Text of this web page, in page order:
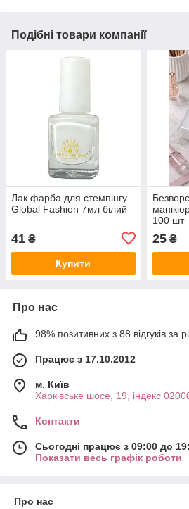
Подібні товари компанії
Лак фарба для стемпінгу
Global Fashion 7мл білий
41 ₴
Купити
100 шт
25₴
Про нас
98% позитивних з 88 відгуків за
Працює з 17.10.2012
м. Київ
Харківське шосе, 19, індекс
Контакти
Сьогодні працює з 09:00 до
Показати весь графік роботи
Про нас